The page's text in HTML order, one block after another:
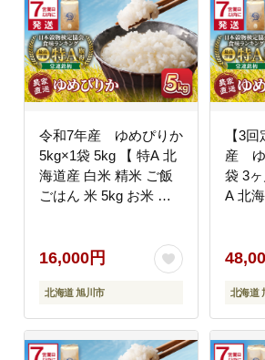
令和7年産 ゆめぴりか
5kg×1袋 5kg 【 特A 北
海道産 白米 精米 ご飯
ごはん 米 5kg お米 ゆ
納税 旭川市 北海道 】
16,000円
北海道 旭川市
【3
産 ゆ
袋 3ヶ
A 北
北海
川市
北海道